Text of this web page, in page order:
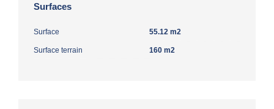
Surfaces
Surface 55.12 m2
Surface terrain 160 m2